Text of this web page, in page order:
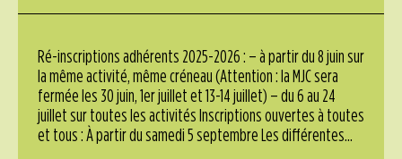
Ré-inscriptions adhérents 2025-2026 : – à partir du 8 juin sur
la même activité, même créneau (Attention : la MJC sera
fermée les 30 juin, 1er juillet et 13-14 juillet) – du 6 au 24
juillet sur toutes les activités Inscriptions ouvertes à toutes
et tous : À partir du samedi 5 septembre Les différentes...